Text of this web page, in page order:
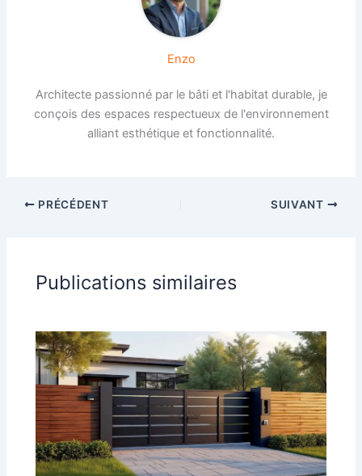
Enzo
Architecte passionné par le bâti et l'habitat durable, je
conçois des espaces respectueux de l'environnement
alliant esthétique et fonctionnalité.
PRÉCÉDENT SUIVANT
Publications similaires